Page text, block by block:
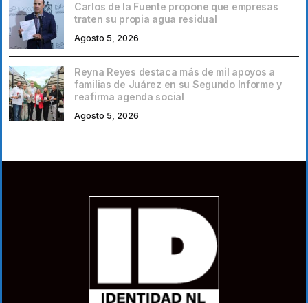
Carlos de la Fuente propone que empresas
traten su propia agua residual
Agosto 5, 2026
Reyna Reyes destaca más de mil apoyos a
familias de Juárez en su Segundo Informe y
reafirma agenda social
Agosto 5, 2026